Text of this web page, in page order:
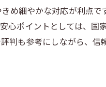
整体が選ばれる理由と効果
期待できる慢性症状とは
治療法の違いを比較解説
め細やかな対応が利点
心ポイントとしては、
も参考にしながら、信